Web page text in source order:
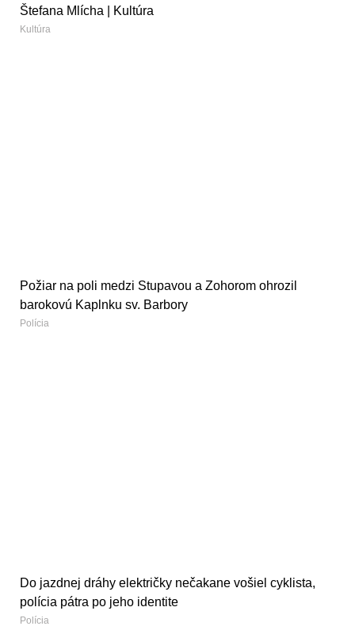
Štefana Mlícha | Kultúra
Kultúra
Požiar na poli medzi Stupavou a Zohorom ohrozil
barokovú Kaplnku sv. Barbory
Polícia
Do jazdnej dráhy električky nečakane vošiel cyklista,
polícia pátra po jeho identite
Polícia